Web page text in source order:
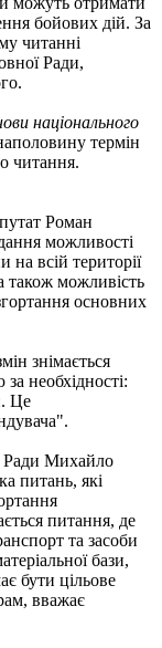
бойових дій. За
читанні
Ради,
національного
термін
читання.
Роман
можливості
на всій території
також можливість
основних
знімається
необхідності:
Це
Ради Михайло
питань, які
питання, де
та засоби
бази,
бути цільове
вважає